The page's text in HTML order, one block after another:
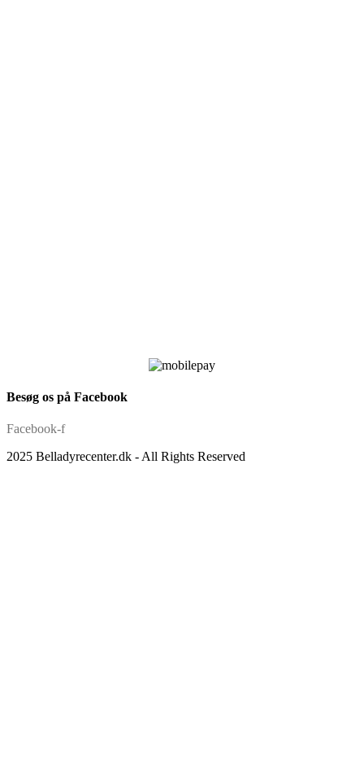
Besøg os på Facebook
Facebook-f
2025 Belladyrecenter.dk - All Rights Reserved